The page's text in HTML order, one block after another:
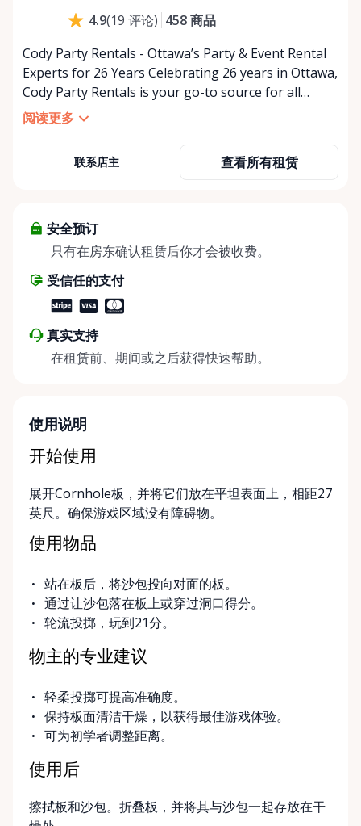
4.9(19 评论) 458商品
Cody Party Rentals - Ottawa’s Party & Event Rental
Experts for 26 Years Celebrating 26 years in Ottawa,
Cody Party Rentals is your go-to source for all
things party and event rentals. We’re proud to be a
partner of Rent Anything, expanding our offerings
At Cody Party Rentals, we believe in the power of
about more than just saving money; it’s about
helping people enjoy more for less while making a
share instead of buy, we’re all doing our part to
make things easier on Mother Nature.
阅读更多
联系店主 查看所有租赁
安全预订
只有在房东确认租赁后你才会被收费。
受信任的支付
真实支持
在租赁前、期间或之后获得快速帮助。
使用说明
开始使用
展开Cornhole板，并将它们放在平坦表面上，相距27
英尺。确保游戏区域没有障碍物。
使用物品
站在板后，将沙包投向对面的板。
通过让沙包落在板上或穿过洞口得分。
轮流投掷，玩到21分。
物主的专业建议
轻柔投掷可提高准确度。
保持板面清洁干燥，以获得最佳游戏体验。
可为初学者调整距离。
使用后
擦拭板和沙包。折叠板，并将其与沙包一起存放在干